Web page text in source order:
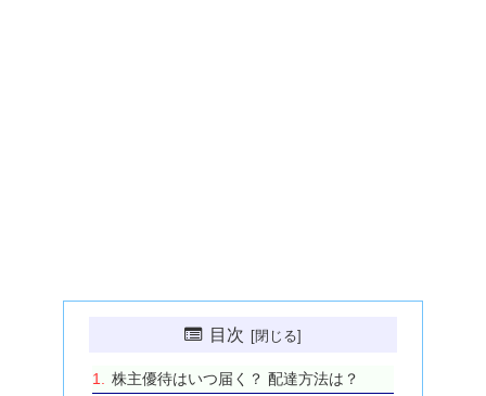
目次
株主優待はいつ届く？ 配達方法は？